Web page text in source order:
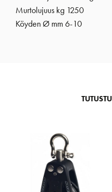
Murtolujuus kg 1250
Köyden Ø mm 6-10